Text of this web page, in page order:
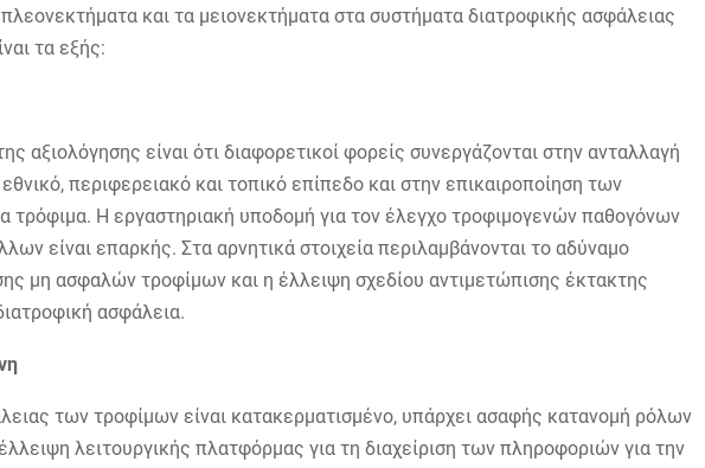
και τα μειονεκτήματα στα συστήματα διατροφικής ασφάλειας
τα εξής:
αξιολόγησης είναι ότι διαφορετικοί φορείς συνεργάζονται στην ανταλλαγή
περιφερειακό και τοπικό επίπεδο και στην επικαιροποίηση των
τρόφιμα. Η εργαστηριακή υποδομή για τον έλεγχο τροφιμογενών παθογόνων
είναι επαρκής. Στα αρνητικά στοιχεία περιλαμβάνονται το αδύναμο
μη ασφαλών τροφίμων και η έλλειψη σχεδίου αντιμετώπισης έκτακτης
ασφάλεια.
των τροφίμων είναι κατακερματισμένο, υπάρχει ασαφής κατανομή ρόλων
λειτουργικής πλατφόρμας για τη διαχείριση των πληροφοριών για την